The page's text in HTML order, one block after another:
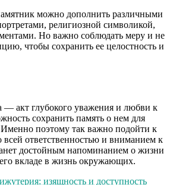
можно дополнить различными
религиозной символикой,
Но важно соблюдать меру и не
чтобы сохранить ее целостность и
— акт глубокого уважения и любви к
сохранить память о нем для
поэтому так важно подойти к
всей ответственностью и вниманием к
достойным напоминанием о жизни
вкладе в жизнь окружающих.
изящность и доступность